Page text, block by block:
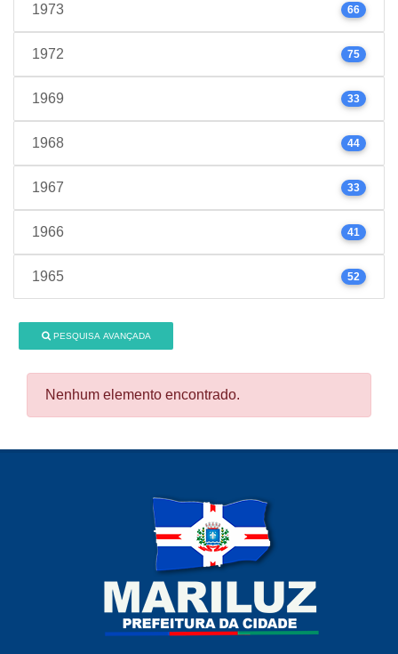
1973 66
1972 75
1969 33
1968 44
1967 33
1966 41
1965 52
PESQUISA AVANÇADA
Nenhum elemento encontrado.